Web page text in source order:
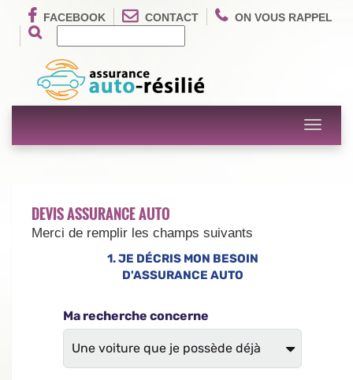
FACEBOOK CONTACT ON VOUS RAPPEL
Toggle
DEVIS ASSURANCE AUTO
Merci de remplir les champs suivants